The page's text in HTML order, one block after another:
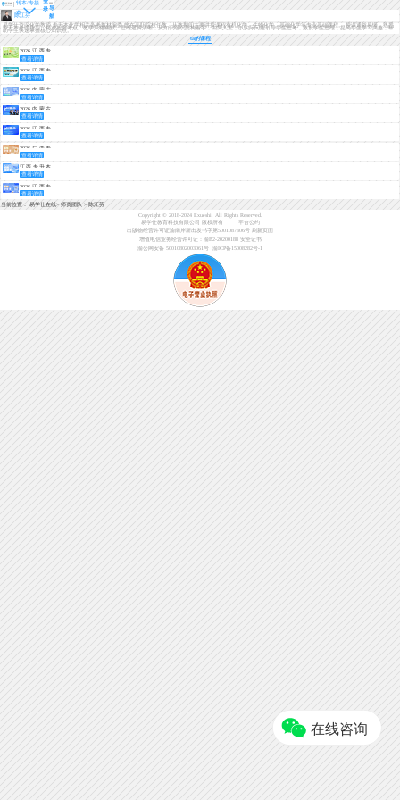
转本/专接
本
登
录导
航
陈江芬
擅长科目：化学
易学仕资深化学教师 专升本化学相关备考教材编委 曾在高职院校任教，从教期间主要讲授课程有机化学、生物化学、基础化学等专业基础课程。 授课通俗易懂，熟悉
专升本考试题型、精准把握考点。教学风格幽默、思维逻辑清晰，从知识组织架构着手，由简入繁，以实际问题引导学生思考，激发学生思维，提高学生学习兴趣，帮
助学生快速掌握核心知识点。
ta的课程
2026江西专
升本秋季直
查看详情
2026江西专
升本全真模
考课【专业
课】
查看详情
2026内蒙古
专升本免费
体验课
查看详情
2026内蒙古
专升本考情
分析+备考指
南
查看详情
2026江西专
升本考情分
析+备考指南
查看详情
2026广西专
升本基础录
播课【专业
课】
查看详情
江西专升本
免费体验课
查看详情
2026江西专
升本基础录
播课【公共
课/专业课】
查看详情
当前位置：易学仕在线> 师资团队 > 陈江芬
Copyright © 2018-2024 Exueshi. All Rights Reserved.
易学仕教育科技有限公司 版权所有
平台公约
出版物经营许可证渝南岸新出发书字第5001087306号 刷新页面
增值电信业务经营许可证：渝B2-20200188 安全证书
渝公网安备 50010802003061号
渝ICP备15008282号-1